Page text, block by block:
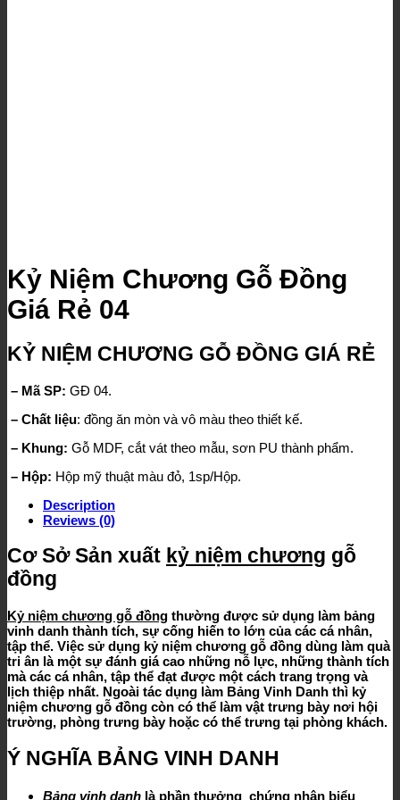
Kỷ Niệm Chương Gỗ Đồng
Giá Rẻ 04
KỶ NIỆM CHƯƠNG GỖ ĐỒNG GIÁ RẺ
– Mã SP: GĐ 04.
– Chất liệu: đồng ăn mòn và vô màu theo thiết kế.
– Khung: Gỗ MDF, cắt vát theo mẫu, sơn PU thành phẩm.
– Hộp: Hộp mỹ thuật màu đỏ, 1sp/Hộp.
Description
Reviews (0)
Cơ Sở Sản xuất kỷ niệm chương gỗ
đồng
Kỷ niệm chương gỗ đồng thường được sử dụng làm bảng
vinh danh thành tích, sự cống hiến to lớn của các cá nhân,
tập thể. Việc sử dụng kỷ niệm chương gỗ đồng dùng làm quà
tri ân là một sự đánh giá cao những nỗ lực, những thành tích
mà các cá nhân, tập thể đạt được một cách trang trọng và
lịch thiệp nhất. Ngoài tác dụng làm Bảng Vinh Danh thì kỷ
niệm chương gỗ đồng còn có thể làm vật trưng bày nơi hội
trường, phòng trưng bày hoặc có thể trưng tại phòng khách.
Ý NGHĨA BẢNG VINH DANH
Bảng vinh danh là phần thưởng chứng nhận biểu